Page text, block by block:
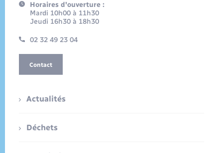
Horaires d'ouverture :
Mardi 10h00 à 11h30
Jeudi 16h30 à 18h30
02 32 49 23 04
Contact
Actualités
Déchets